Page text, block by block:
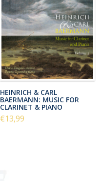
HEINRICH & CARL
BAERMANN: MUSIC FOR
CLARINET & PIANO
€13,99